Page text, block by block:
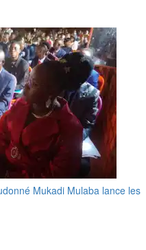
Mukadi Mulaba lance les